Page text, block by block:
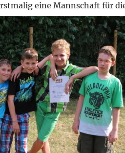
eine Mannschaft für